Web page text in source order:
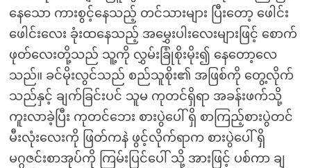
နေသော ကားစွင့်နေသည့် တင်သားများ ပြီးတော့ ဖေါင်း
ဖေါင်းလေး ခုံးထနေသည့် အမွှေးပါးလေးများဖြင့် စောက်
ဖုတ်လေးတို့သည် သူ့ကို လွှမ်းခြုံစိုးမိုး၍ နေတော့လေ
သည်။ ခင်မိုးလွင်သည် စည်သူစိုး၏ အဖြစ်ကို တွေ့လိုက်
သည်နှင့် ချက်ခြင်းပင် သူမ ကုတင်ရှိရာ အခန်းဖက်သို့
ကူးလာခဲ့ပြီး ကုတင်ဘေး စားပွဲပေါ် ရှိ စာကြည့်စားပွဲတင်
မီးလုံးလေးကို ဖြတ်ကနဲ ဖွင့်လိုက်ရာက စားပွဲပေါ် ရှိ
မဂ္ဂဇင်းစာအုပ်ကို ကြမ်းပြင်ပေါ် သို့ အားဖြင့် ပစ်ကာ ချ